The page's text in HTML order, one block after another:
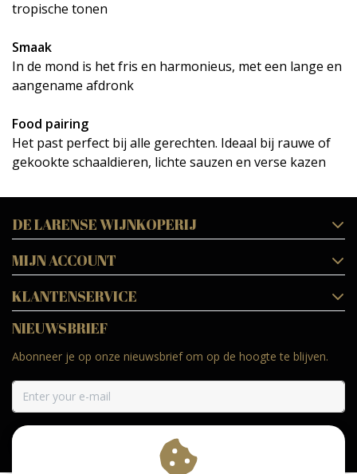
tropische tonen
Smaak
In de mond is het fris en harmonieus, met een lange en
aangename afdronk
Food pairing
Het past perfect bij alle gerechten. Ideaal bij rauwe of
gekookte schaaldieren, lichte sauzen en verse kazen
DE LARENSE WIJNKOPERIJ
MIJN ACCOUNT
KLANTENSERVICE
NIEUWSBRIEF
Abonneer je op onze nieuwsbrief om op de hoogte te blijven.